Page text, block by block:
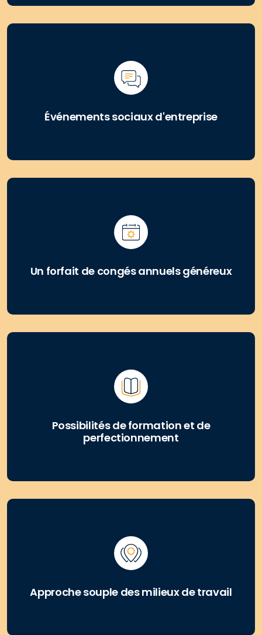
Événements sociaux d'entreprise
Un forfait de congés annuels généreux
Possibilités de formation et de
perfectionnement
Approche souple des milieux de travail